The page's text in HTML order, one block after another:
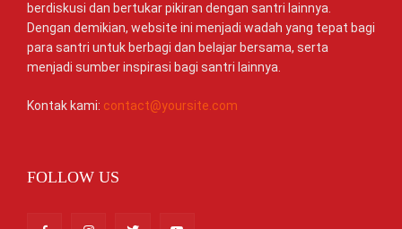
berdiskusi dan bertukar pikiran dengan santri lainnya.
Dengan demikian, website ini menjadi wadah yang tepat bagi
para santri untuk berbagi dan belajar bersama, serta
menjadi sumber inspirasi bagi santri lainnya.
Kontak kami: contact@yoursite.com
FOLLOW US